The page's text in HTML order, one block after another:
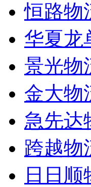
恒路物
华夏龙
景光物
金大物
急先达
跨越物
日日